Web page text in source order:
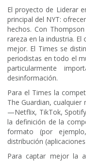
El proyecto de Liderar
principal del NYT:
hechos. Con
rareza en la industria.
mejor. El Times se
periodistas en todo el
particularmente
desinformación.
Para el Times la
The Guardian,
—Netflix, TikTok,
la definición de la
formato (por
distribución
Para captar mejor la